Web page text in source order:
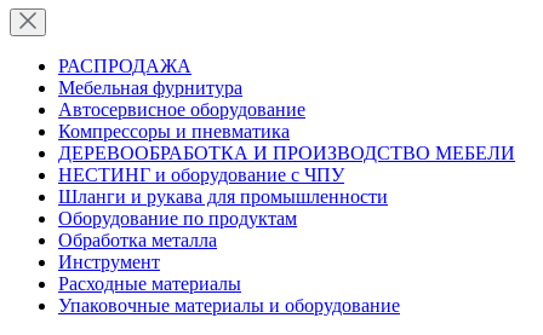
РАСПРОДАЖА
Мебельная фурнитура
Автосервисное оборудование
Компрессоры и пневматика
ДЕРЕВООБРАБОТКА И ПРОИЗВОДСТВО МЕБЕЛИ
НЕСТИНГ и оборудование с ЧПУ
Шланги и рукава для промышленности
Оборудование по продуктам
Обработка металла
Инструмент
Расходные материалы
Упаковочные материалы и оборудование